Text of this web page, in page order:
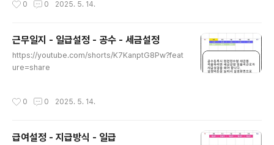
0 0 2025. 5. 14.
근무일지 - 일급설정 - 공수 - 세금설정
https://youtube.com/shorts/K7KanptG8Pw?feat
ure=share
0 0 2025. 5. 14.
급여설정 - 지급방식 - 일급